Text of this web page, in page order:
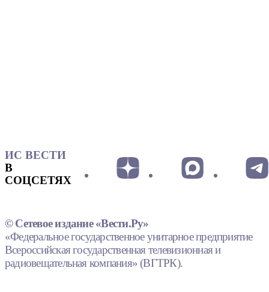
ИС ВЕСТИ
В
СОЦСЕТЯХ
© Сетевое издание «Вести.Ру»
«Федеральное государственное унитарное предприятие
Всероссийская государственная телевизионная и
радиовещательная компания» (ВГТРК).